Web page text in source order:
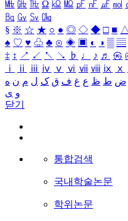
㎒ ㎓ ㎔ Ω ㏀ ㏁ ㎊ ㎋ ㎌ ㏖
㏃ ㏉ ㏜ ㏆
§ ※ ☆ ★ ○ ● ◎ ◇ ◆ □ ■ △
♠ ♡ ♥ ♧ ♣ ⊙ ◈ ▣ ◐ ◑ ▒ ▤
‡ ↕ ↗ ↙ ↖ ↘ ♭ ♩ ♪ ♬ ㉿
ⅰ
ⅱ ⅲ ⅳ ⅴ ⅵ ⅶ ⅷ ⅸ ⅹ
ض ط ظ ع غ ف ق ک ل م ن ه
و ی
닫기
통합검색
국내학술논문
학위논문